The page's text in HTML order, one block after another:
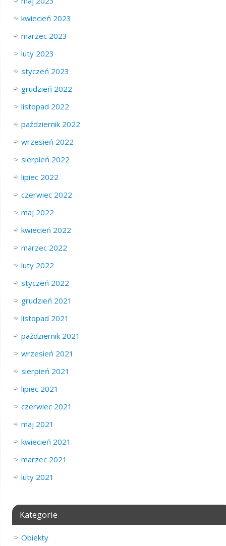
kwiecień 2023
marzec 2023
luty 2023
styczeń 2023
grudzień 2022
listopad 2022
październik 2022
wrzesień 2022
sierpień 2022
lipiec 2022
czerwiec 2022
maj 2022
kwiecień 2022
marzec 2022
luty 2022
styczeń 2022
grudzień 2021
listopad 2021
październik 2021
wrzesień 2021
sierpień 2021
lipiec 2021
czerwiec 2021
maj 2021
kwiecień 2021
marzec 2021
luty 2021
Kategorie
Obiekty